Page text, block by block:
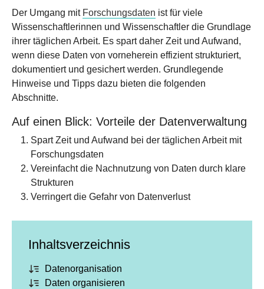
Der Umgang mit Forschungsdaten ist für viele
Wissenschaftlerinnen und Wissenschaftler die Grundlage
ihrer täglichen Arbeit. Es spart daher Zeit und Aufwand,
wenn diese Daten von vorneherein effizient strukturiert,
dokumentiert und gesichert werden. Grundlegende
Hinweise und Tipps dazu bieten die folgenden
Abschnitte.
Auf einen Blick: Vorteile der Datenverwaltung
Spart Zeit und Aufwand bei der täglichen Arbeit mit
Forschungsdaten
Vereinfacht die Nachnutzung von Daten durch klare
Strukturen
Verringert die Gefahr von Datenverlust
Inhaltsverzeichnis
Da­ten­orga­ni­sa­tion
Daten organisieren